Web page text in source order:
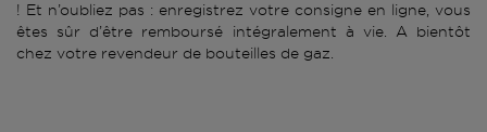
! Et n’oubliez pas : enregistrez votre consigne en ligne, vous
êtes sûr d’être remboursé intégralement à vie. A bientôt
chez votre revendeur de bouteilles de gaz.